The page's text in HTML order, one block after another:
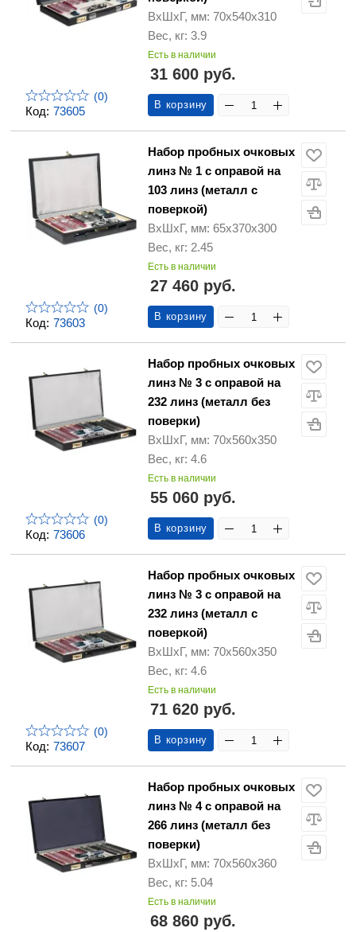
Код: 73605
(0)
ВхШхГ, мм: 70х540х310
Вес, кг: 3.9
Есть в наличии
31 600 руб.
В корзину
Код: 73603
(0)
Набор пробных очковых
линз № 1 с оправой на
103 линз (металл с
поверкой)
ВхШхГ, мм: 65х370х300
Вес, кг: 2.45
Есть в наличии
27 460 руб.
В корзину
Код: 73606
(0)
Набор пробных очковых
линз № 3 с оправой на
232 линз (металл без
поверки)
ВхШхГ, мм: 70х560х350
Вес, кг: 4.6
Есть в наличии
55 060 руб.
В корзину
Код: 73607
(0)
Набор пробных очковых
линз № 3 с оправой на
232 линз (металл с
поверкой)
ВхШхГ, мм: 70х560х350
Вес, кг: 4.6
Есть в наличии
71 620 руб.
В корзину
Набор пробных очковых
линз № 4 с оправой на
266 линз (металл без
поверки)
ВхШхГ, мм: 70х560х360
Вес, кг: 5.04
Есть в наличии
68 860 руб.